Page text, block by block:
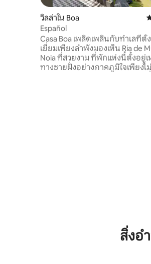
วิลล่าใน Boa
Español
Casa Boa เพลิดเพลินกับทำเลที่
เยี่ยมเพียงลำพังมองเห็น Ria de
Noia ที่สวยงาม ที่พักแห่งนี้ตั้งอยู่เ
ทางชายฝั่งอย่างภาคภูมิใจเพียงไ
สิ่งอ